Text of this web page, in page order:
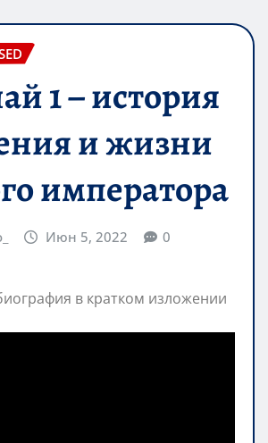
1 – история
и жизни
императора
Июн 5, 2022 0